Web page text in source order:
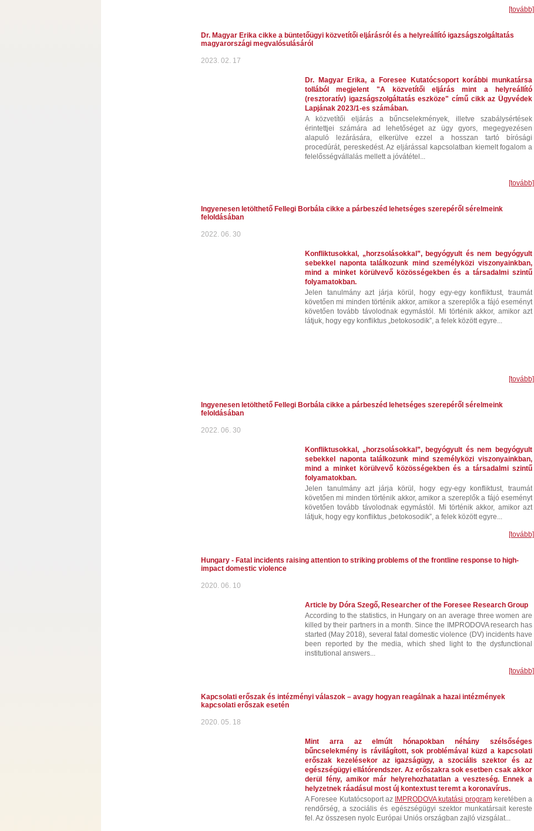
[tovább]
Dr. Magyar Erika cikke a büntetőügyi közvetítői eljárásról és a helyreállító igazságszolgáltatás
magyarországi megvalósulásáról
2023. 02. 17
Dr. Magyar Erika, a Foresee Kutatócsoport korábbi munkatársa
tollából megjelent "A közvetítői eljárás mint a helyreállító
(resztoratív) igazságszolgáltatás eszköze" című cikk az Ügyvédek
Lapjának 2023/1-es számában.
A közvetítői eljárás a bűncselekmények, illetve szabálysértések
érintettjei számára ad lehetőséget az ügy gyors, megegyezésen
alapuló lezárására, elkerülve ezzel a hosszan tartó bírósági
procedúrát, pereskedést. Az eljárással kapcsolatban kiemelt fogalom a
felelősségvállalás mellett a jóvátétel...
[tovább]
Ingyenesen letölthető Fellegi Borbála cikke a párbeszéd lehetséges szerepéről sérelmeink
feloldásában
2022. 06. 30
Konfliktusokkal, „horzsolásokkal”, begyógyult és nem begyógyult
sebekkel naponta találkozunk mind személyközi viszonyainkban,
mind a minket körülvevő közösségekben és a társadalmi szintű
folyamatokban.
Jelen tanulmány azt járja körül, hogy egy-egy konfliktust, traumát
követően mi minden történik akkor, amikor a szereplők a fájó eseményt
követően tovább távolodnak egymástól. Mi történik akkor, amikor azt
látjuk, hogy egy konfliktus „betokosodik”, a felek között egyre...
[tovább]
Ingyenesen letölthető Fellegi Borbála cikke a párbeszéd lehetséges szerepéről sérelmeink
feloldásában
2022. 06. 30
Konfliktusokkal, „horzsolásokkal”, begyógyult és nem begyógyult
sebekkel naponta találkozunk mind személyközi viszonyainkban,
mind a minket körülvevő közösségekben és a társadalmi szintű
folyamatokban.
Jelen tanulmány azt járja körül, hogy egy-egy konfliktust, traumát
követően mi minden történik akkor, amikor a szereplők a fájó eseményt
követően tovább távolodnak egymástól. Mi történik akkor, amikor azt
látjuk, hogy egy konfliktus „betokosodik”, a felek között egyre...
[tovább]
Hungary - Fatal incidents raising attention to striking problems of the frontline response to high-
impact domestic violence
2020. 06. 10
Article by Dóra Szegő, Researcher of the Foresee Research Group
According to the statistics, in Hungary on an average three women are
killed by their partners in a month. Since the IMPRODOVA research has
started (May 2018), several fatal domestic violence (DV) incidents have
been reported by the media, which shed light to the dysfunctional
institutional answers...
[tovább]
Kapcsolati erőszak és intézményi válaszok – avagy hogyan reagálnak a hazai intézmények
kapcsolati erőszak esetén
2020. 05. 18
Mint arra az elmúlt hónapokban néhány szélsőséges
bűncselekmény is rávilágított, sok problémával küzd a kapcsolati
erőszak kezelésekor az igazságügy, a szociális szektor és az
egészségügyi ellátórendszer. Az erőszakra sok esetben csak akkor
derül fény, amikor már helyrehozhatatlan a veszteség. Ennek a
helyzetnek ráadásul most új kontextust teremt a koronavírus.
A Foresee Kutatócsoport az IMPRODOVA kutatási programkeretében a
rendőrség, a szociális és egészségügyi szektor munkatársait kereste
fel. Az összesen nyolc Európai Uniós országban zajló vizsgálat...